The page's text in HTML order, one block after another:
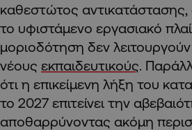
καθεστώτος αντικατάστασης,
το υφιστάμενο εργασιακό
μοριοδότηση δεν
νέους εκπαιδευτικούς.
ότι η επικείμενη λήξη του
το 2027 επιτείνει την
αποθαρρύνοντας ακόμη